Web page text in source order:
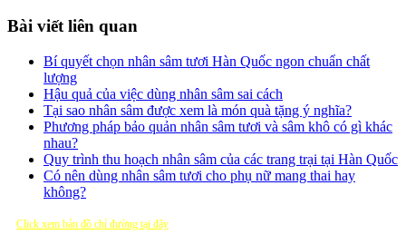
Bài viết liên quan
Bí quyết chọn nhân sâm tươi Hàn Quốc ngon chuẩn chất
lượng
Hậu quả của việc dùng nhân sâm sai cách
Tại sao nhân sâm được xem là món quà tặng ý nghĩa?
Phương pháp bảo quản nhân sâm tươi và sâm khô có gì khác
nhau?
Quy trình thu hoạch nhân sâm của các trang trại tại Hàn Quốc
Có nên dùng nhân sâm tươi cho phụ nữ mang thai hay
không?
Click xem bản đồ chỉ đường tại đây